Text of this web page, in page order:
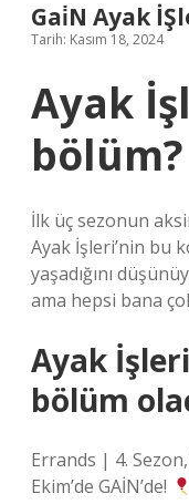
Gai̇N Ayak
Tarih: Kasım 18, 2024
Ayak
bölüm?
İlk üç sezonun
Ayak İşleri’nin bu
yaşadığını
ama hepsi bana
Ayak
bölüm
Errands | 4.
Ekim’de GAİN’de!